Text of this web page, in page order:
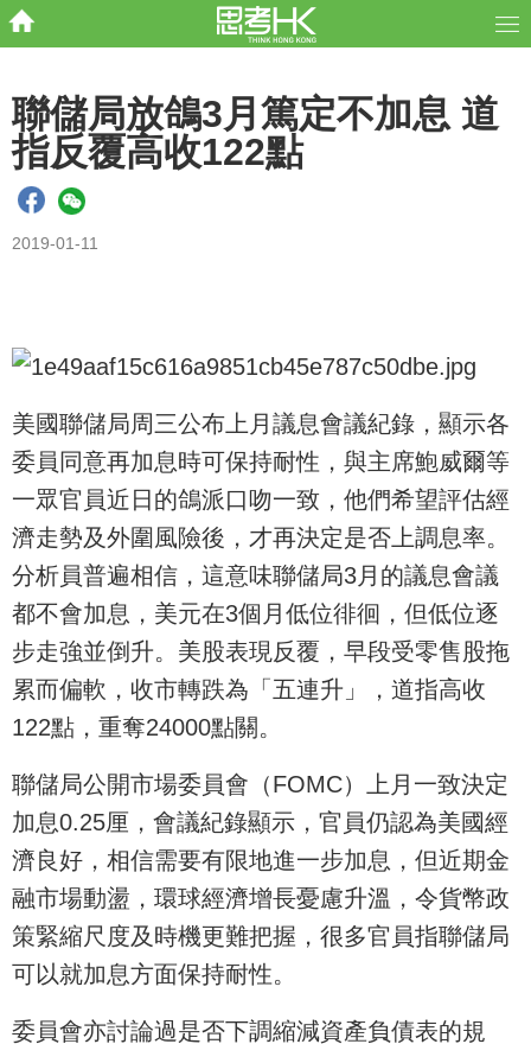
聯儲局放鴿3月篤定不加息 道
指反覆高收122點
2019-01-11
美國聯儲局周三公布上月議息會議紀錄，顯示各
委員同意再加息時可保持耐性，與主席鮑威爾等
一眾官員近日的鴿派口吻一致，他們希望評估經
濟走勢及外圍風險後，才再決定是否上調息率。
分析員普遍相信，這意味聯儲局3月的議息會議
都不會加息，美元在3個月低位徘徊，但低位逐
步走強並倒升。美股表現反覆，早段受零售股拖
累而偏軟，收市轉跌為「五連升」，道指高收
122點，重奪24000點關。
聯儲局公開市場委員會（FOMC）上月一致決定
加息0.25厘，會議紀錄顯示，官員仍認為美國經
濟良好，相信需要有限地進一步加息，但近期金
融市場動盪，環球經濟增長憂慮升溫，令貨幣政
策緊縮尺度及時機更難把握，很多官員指聯儲局
可以就加息方面保持耐性。
委員會亦討論過是否下調縮減資產負債表的規